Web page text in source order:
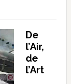
De
l’Air,
de
l’Art